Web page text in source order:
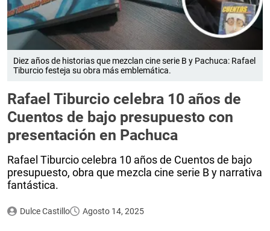
Diez años de historias que mezclan cine serie B y Pachuca: Rafael
Tiburcio festeja su obra más emblemática.
Rafael Tiburcio celebra 10 años de
Cuentos de bajo presupuesto con
presentación en Pachuca
Rafael Tiburcio celebra 10 años de Cuentos de bajo
presupuesto, obra que mezcla cine serie B y narrativa
fantástica.
Dulce Castillo Agosto 14, 2025